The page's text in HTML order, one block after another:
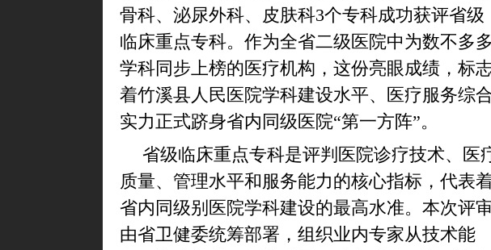
骨科、泌尿外科、皮肤科3个专科成功获评省级
临床重点专科。作为全省二级医院中为数不多多
学科同步上榜的医疗机构，这份亮眼成绩，标
着竹溪县人民医院学科建设水平、医疗服务综
实力正式跻身省内同级医院“第一方阵”。
省级临床重点专科是评判医院诊疗技术、医
质量、管理水平和服务能力的核心指标，代表
省内同级别医院学科建设的最高水准。本次评
由省卫健委统筹部署，组织业内专家从技术能